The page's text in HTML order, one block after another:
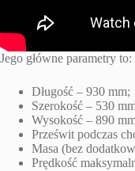
Jego główne parametry to:
Długość – 930 mm;
Szerokość – 530
Wysokość – 890
Prześwit podczas
Masa (bez
Prędkość